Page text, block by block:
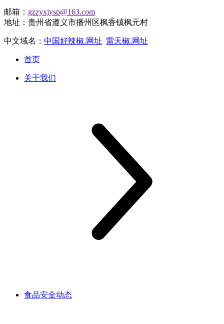
邮箱： gzzyxjysp@163.com
地址：贵州省遵义市播州区枫香镇枫元村
中文域名： 中国好辣椒.网址 雷天椒.网址
首页
关于我们
食品安全动态